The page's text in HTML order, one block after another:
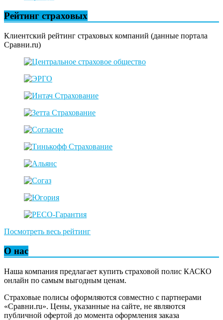
Рейтинг страховых
Клиентский рейтинг страховых компаний (данные портала
Сравни.ru)
Посмотреть весь рейтинг
О нас
Наша компания предлагает купить страховой полис КАСКО
онлайн по самым выгодным ценам.
Страховые полисы оформляются совместно с партнерами
«Сравни.ru». Цены, указанные на сайте, не являются
публичной офертой до момента оформления заказа